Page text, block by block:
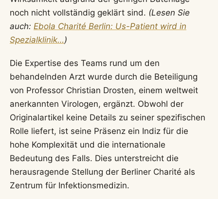
noch nicht vollständig geklärt sind. (Lesen Sie
auch: Ebola Charité Berlin: Us-Patient wird in
Spezialklinik…)
Die Expertise des Teams rund um den
behandelnden Arzt wurde durch die Beteiligung
von Professor Christian Drosten, einem weltweit
anerkannten Virologen, ergänzt. Obwohl der
Originalartikel keine Details zu seiner spezifischen
Rolle liefert, ist seine Präsenz ein Indiz für die
hohe Komplexität und die internationale
Bedeutung des Falls. Dies unterstreicht die
herausragende Stellung der Berliner Charité als
Zentrum für Infektionsmedizin.